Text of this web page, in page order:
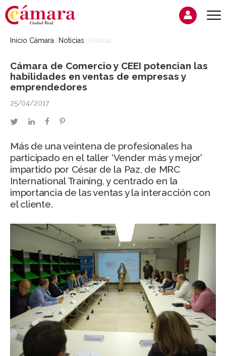
Inicio Cámara Noticias Noticia
Cámara de Comercio y CEEI potencian las
habilidades en ventas de empresas y
emprendedores
25/04/2017
twitterlinkedinfacebookpinterest
Más de una veintena de profesionales ha
participado en el taller ‘Vender más y mejor’
impartido por César de la Paz, de MRC
International Training, y centrado en la
importancia de las ventas y la interacción con
el cliente.